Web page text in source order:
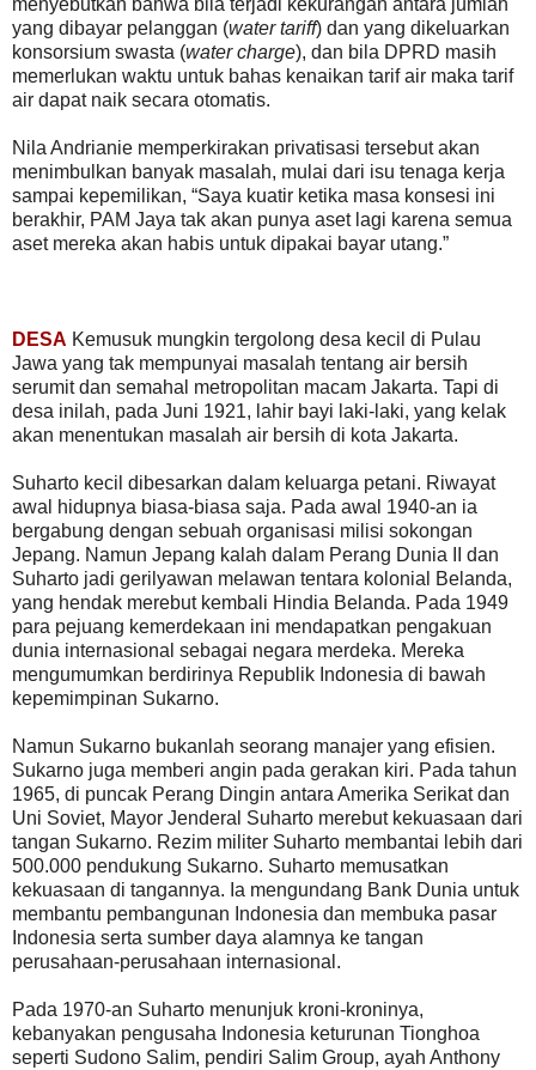
menyebutkan bahwa bila terjadi kekurangan antara jumlah
yang dibayar pelanggan (water tariff) dan yang dikeluarkan
konsorsium swasta (water charge), dan bila DPRD masih
memerlukan waktu untuk bahas kenaikan tarif air maka tarif
air dapat naik secara otomatis.
Nila Andrianie memperkirakan privatisasi tersebut akan
menimbulkan banyak masalah, mulai dari isu tenaga kerja
sampai kepemilikan, “Saya kuatir ketika masa konsesi ini
berakhir, PAM Jaya tak akan punya aset lagi karena semua
aset mereka akan habis untuk dipakai bayar utang.”
DESA Kemusuk mungkin tergolong desa kecil di Pulau
Jawa yang tak mempunyai masalah tentang air bersih
serumit dan semahal metropolitan macam Jakarta. Tapi di
desa inilah, pada Juni 1921, lahir bayi laki-laki, yang kelak
akan menentukan masalah air bersih di kota Jakarta.
Suharto kecil dibesarkan dalam keluarga petani. Riwayat
awal hidupnya biasa-biasa saja. Pada awal 1940-an ia
bergabung dengan sebuah organisasi milisi sokongan
Jepang. Namun Jepang kalah dalam Perang Dunia II dan
Suharto jadi gerilyawan melawan tentara kolonial Belanda,
yang hendak merebut kembali Hindia Belanda. Pada 1949
para pejuang kemerdekaan ini mendapatkan pengakuan
dunia internasional sebagai negara merdeka. Mereka
mengumumkan berdirinya Republik Indonesia di bawah
kepemimpinan Sukarno.
Namun Sukarno bukanlah seorang manajer yang efisien.
Sukarno juga memberi angin pada gerakan kiri. Pada tahun
1965, di puncak Perang Dingin antara Amerika Serikat dan
Uni Soviet, Mayor Jenderal Suharto merebut kekuasaan dari
tangan Sukarno. Rezim militer Suharto membantai lebih dari
500.000 pendukung Sukarno. Suharto memusatkan
kekuasaan di tangannya. Ia mengundang Bank Dunia untuk
membantu pembangunan Indonesia dan membuka pasar
Indonesia serta sumber daya alamnya ke tangan
perusahaan-perusahaan internasional.
Pada 1970-an Suharto menunjuk kroni-kroninya,
kebanyakan pengusaha Indonesia keturunan Tionghoa
seperti Sudono Salim, pendiri Salim Group, ayah Anthony